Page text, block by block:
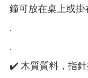
鐘可放在桌上或掛
.
.
✔️ 木質質料，指針